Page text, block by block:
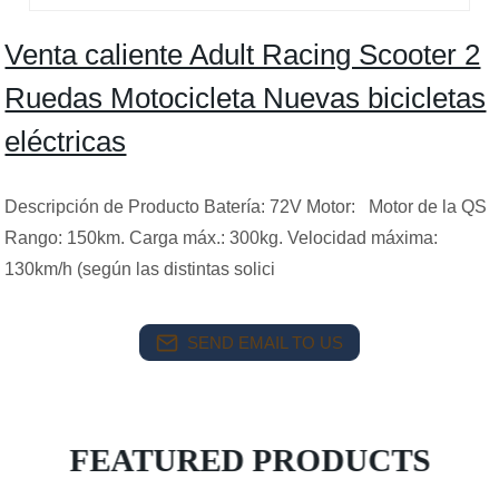
Venta caliente Adult Racing Scooter 2
Ruedas Motocicleta Nuevas bicicletas
eléctricas
Descripción de Producto Batería: 72V Motor: Motor de la QS
Rango: 150km. Carga máx.: 300kg. Velocidad máxima:
130km/h (según las distintas solici
SEND EMAIL TO US
FEATURED PRODUCTS